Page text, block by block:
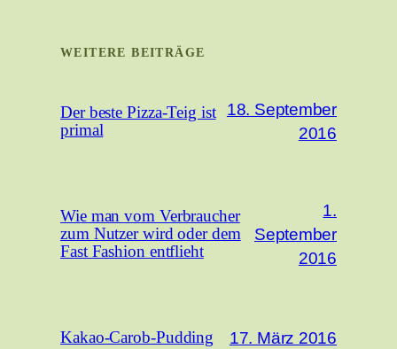
WEITERE BEITRÄGE
Der beste Pizza-Teig ist
primal
18. September
2016
Wie man vom Verbraucher
zum Nutzer wird oder dem
Fast Fashion entflieht
1.
September
2016
Kakao-Carob-Pudding 17. März 2016